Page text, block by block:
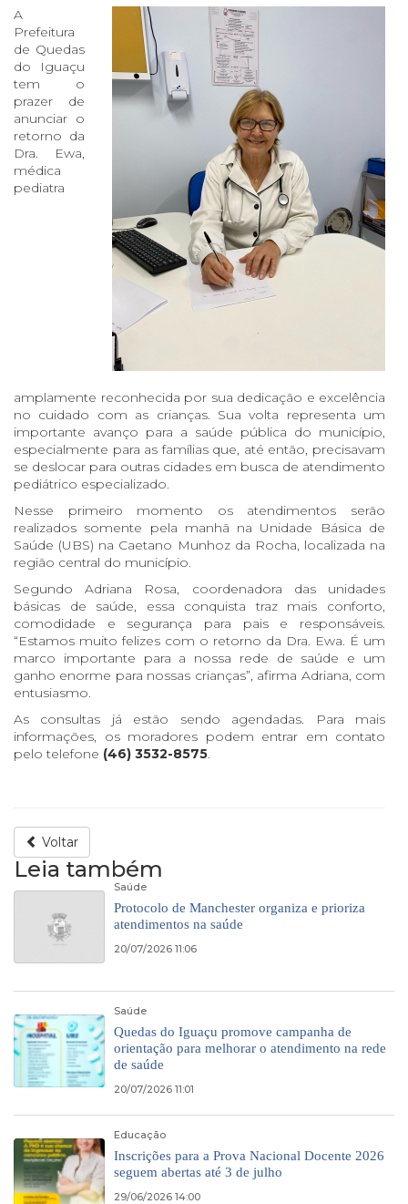
A
Prefeitura
de Quedas
do Iguaçu
tem o
prazer de
anunciar o
retorno da
Dra. Ewa,
médica
pediatra
amplamente reconhecida por sua dedicação e excelência
no cuidado com as crianças. Sua volta representa um
importante avanço para a saúde pública do município,
especialmente para as famílias que, até então, precisavam
se deslocar para outras cidades em busca de atendimento
pediátrico especializado.
Nesse primeiro momento os atendimentos serão
realizados somente pela manhã na Unidade Básica de
Saúde (UBS) na Caetano Munhoz da Rocha, localizada na
região central do município.
Segundo Adriana Rosa, coordenadora das unidades
básicas de saúde, essa conquista traz mais conforto,
comodidade e segurança para pais e responsáveis.
“Estamos muito felizes com o retorno da Dra. Ewa. É um
marco importante para a nossa rede de saúde e um
ganho enorme para nossas crianças”, afirma Adriana, com
entusiasmo.
As consultas já estão sendo agendadas. Para mais
informações, os moradores podem entrar em contato
pelo telefone (46) 3532-8575.
Voltar
Leia também
Saúde
Protocolo de Manchester organiza e prioriza
atendimentos na saúde
20/07/2026 11:06
Saúde
Quedas do Iguaçu promove campanha de
orientação para melhorar o atendimento na rede
de saúde
20/07/2026 11:01
Educação
Inscrições para a Prova Nacional Docente 2026
seguem abertas até 3 de julho
29/06/2026 14:00